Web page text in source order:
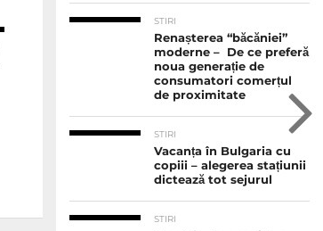
STIRI
Renașterea “băcăniei”
moderne – De ce preferă
noua generație de
consumatori comerțul
de proximitate
STIRI
Vacanța în Bulgaria cu
copiii – alegerea stațiunii
dictează tot sejurul
STIRI